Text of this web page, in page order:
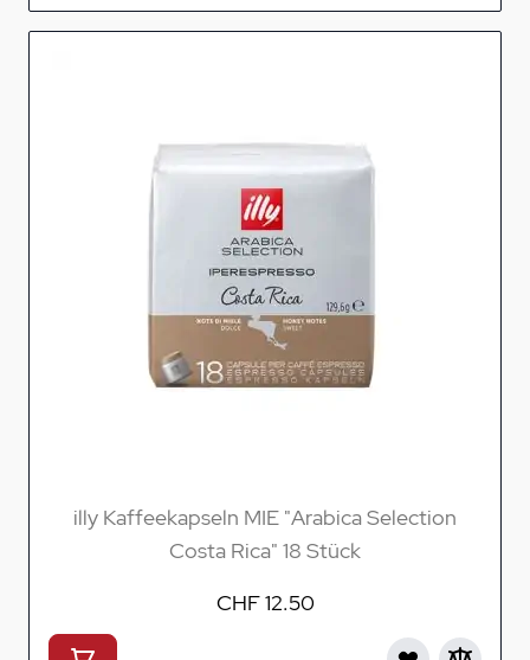
illy Kaffeekapseln MIE "Arabica Selection
Costa Rica" 18 Stück
CHF 12.50